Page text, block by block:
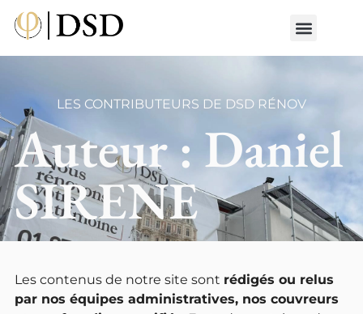
LES CONTRIBUTEURS DE DSD RÉNOV
Auteur :Daniel
SIRENE
Les contenus de notre site sont rédigés ou relus
par nos équipes administratives, nos couvreurs